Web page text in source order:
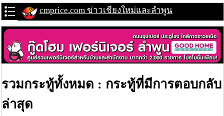
cmprice.com ข่าวเชียงใหม่และลำพูน
รวมกระทู้ทั้งหมด : กระทู้ที่มีการตอบกลับ
ล่าสุด